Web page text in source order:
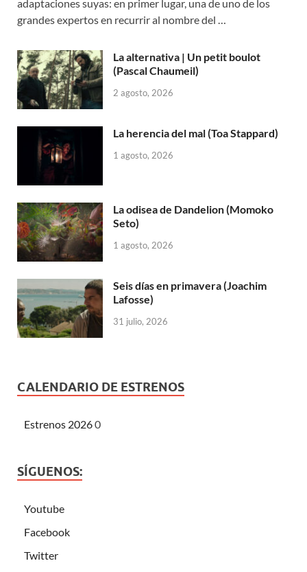
adaptaciones suyas: en primer lugar, una de uno de los
grandes expertos en recurrir al nombre del …
La alternativa | Un petit boulot
(Pascal Chaumeil)
2 agosto, 2026
La herencia del mal (Toa Stappard)
1 agosto, 2026
La odisea de Dandelion (Momoko
Seto)
1 agosto, 2026
Seis días en primavera (Joachim
Lafosse)
31 julio, 2026
CALENDARIO DE ESTRENOS
Estrenos 20260
SÍGUENOS:
Youtube
Facebook
Twitter